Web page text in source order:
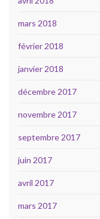
mars 2018
février 2018
janvier 2018
décembre 2017
novembre 2017
septembre 2017
juin 2017
avril 2017
mars 2017